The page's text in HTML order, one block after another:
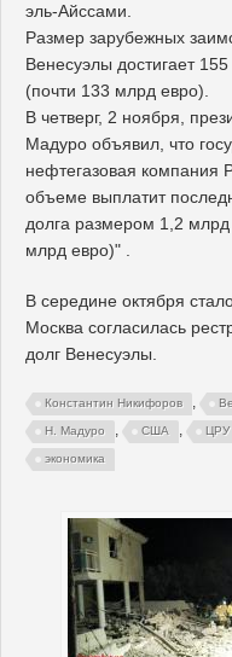
эль-Айссами.
Размер зарубежных
Венесуэлы достигает
(почти 133 млрд евро).
В четверг, 2 ноября,
Мадуро объявил, что
нефтегазовая компания
объеме выплатит
долга размером 1,2 млрд
млрд евро)" .
В середине октября
Москва согласилась
долг Венесуэлы.
Константин Никифоров ,
Н. Мадуро , США , ЦРУ
экономика